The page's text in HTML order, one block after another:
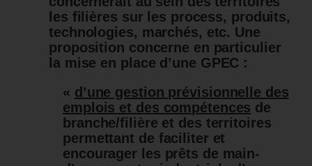
les filières sur les process, produits,
technologies, marchés, etc. Une
proposition concerne en particulier
la mise en place d’une GPEC :
« d’une gestion prévisionnelle des
emplois et des compétences de
branche/filière et des territoires
permettant de faciliter et
encourager les prêts de main-